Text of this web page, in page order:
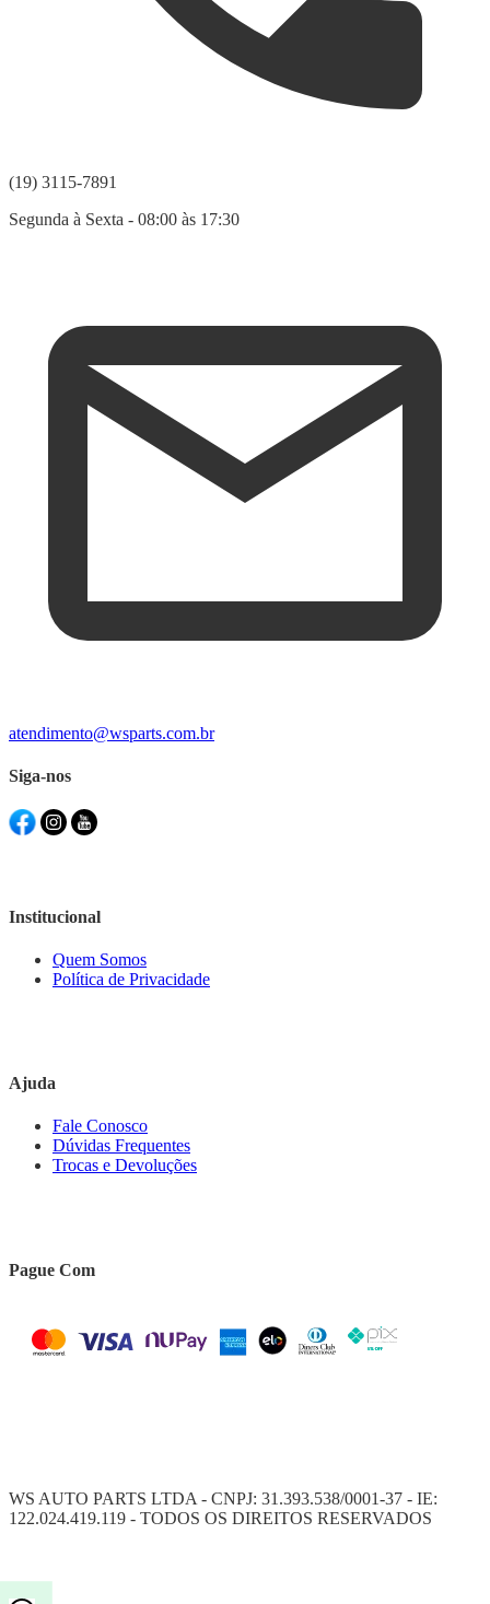
(19) 3115-7891
Segunda à Sexta - 08:00 às 17:30
atendimento@wsparts.com.br
Siga-nos
Institucional
Quem Somos
Política de Privacidade
Ajuda
Fale Conosco
Dúvidas Frequentes
Trocas e Devoluções
Pague Com
WS AUTO PARTS LTDA - CNPJ: 31.393.538/0001-37 - IE:
122.024.419.119 - TODOS OS DIREITOS RESERVADOS